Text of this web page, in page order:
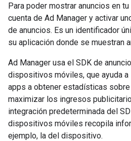
Para poder mostrar anuncios en
cuenta de Ad Manager y activar
de anuncios. Es un identificador
su aplicación donde se muestran
Ad Manager usa el SDK de
dispositivos móviles, que ayuda
apps a obtener estadísticas
maximizar los ingresos
integración predeterminada del
dispositivos móviles recopila
ejemplo, la del dispositivo.